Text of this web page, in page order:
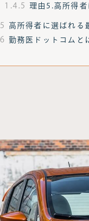
1.4.5 理由5.高所得
高所得者に選ばれる
勤務医ドットコムと